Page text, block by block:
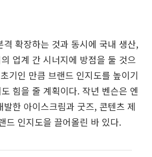
격 확장하는 것과 동시에 국내 생산,
업계 간 시너지에 방점을 둘 것으
기인 만큼 브랜드 인지도를 높이기
힘을 줄 계획이다. 작년 벤슨은 엔
발한 아이스크림과 굿즈, 콘텐츠 제
드 인지도을 끌어올린 바 있다.